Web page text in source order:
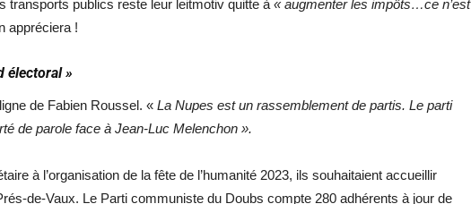
transports publics reste leur leitmotiv quitte à « augmenter les impôts…ce n’est
appréciera !
électoral »
de Fabien Roussel. « La Nupes est un rassemblement de partis. Le parti
de parole face à Jean-Luc Melenchon ».
à l’organisation de la fête de l’humanité 2023, ils souhaitaient accueillir
de-Vaux. Le Parti communiste du Doubs compte 280 adhérents à jour de